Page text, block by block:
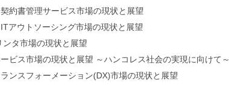
約書管理サービス市場の現状と展望
アウトソーシング市場の現状と展望
タ市場の現状と展望
ビス市場の現状と展望 ～ハンコレス社会の実現に向けて～
ンスフォーメーション(DX)市場の現状と展望